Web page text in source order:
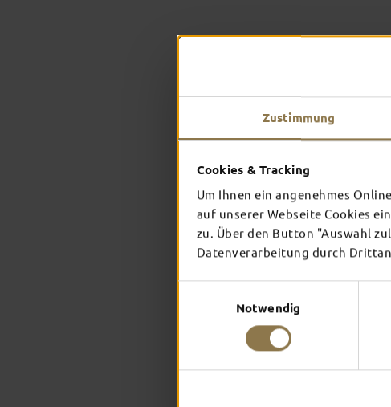
Zustimmung
Cookies & Tracking
Um Ihnen ein angenehmes
auf unserer Webseite Cookies
zu. Über den Button "Auswahl
Datenverarbeitung durch
Notwendig